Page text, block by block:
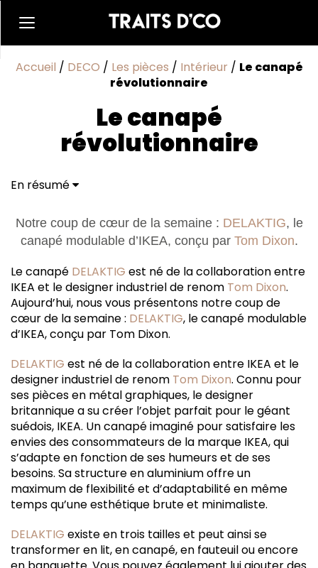
Accueil / DECO / Les pièces / Intérieur / Le canapé
révolutionnaire
Le canapé
révolutionnaire
En résumé
Notre coup de cœur de la semaine : DELAKTIG, le
canapé modulable d’IKEA, conçu par Tom Dixon.
Le canapé DELAKTIG est né de la collaboration entre
IKEA et le designer industriel de renom Tom Dixon.
Aujourd’hui, nous vous présentons notre coup de
cœur de la semaine : DELAKTIG, le canapé modulable
d’IKEA, conçu par Tom Dixon.
DELAKTIG est né de la collaboration entre IKEA et le
designer industriel de renom Tom Dixon. Connu pour
ses pièces en métal graphiques, le designer
britannique a su créer l’objet parfait pour le géant
suédois, IKEA. Un canapé imaginé pour satisfaire les
envies des consommateurs de la marque IKEA, qui
s’adapte en fonction de ses humeurs et de ses
besoins. Sa structure en aluminium offre un
maximum de flexibilité et d’adaptabilité en même
temps qu’une esthétique brute et minimaliste.
DELAKTIG existe en trois tailles et peut ainsi se
transformer en lit, en canapé, en fauteuil ou encore